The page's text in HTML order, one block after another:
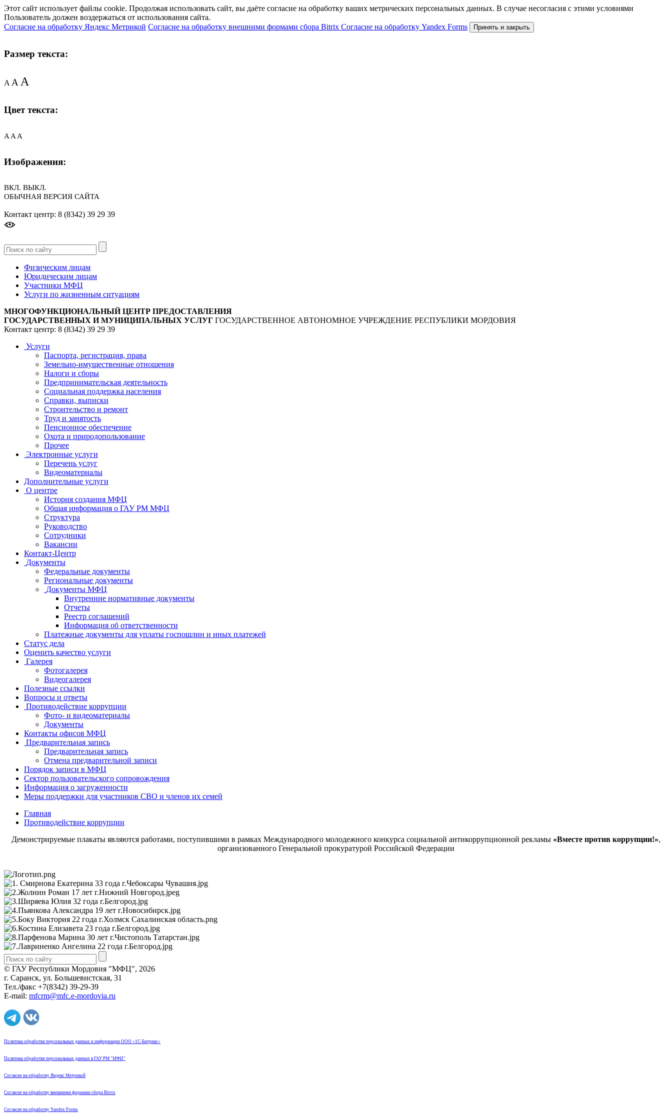
Этот сайт использует файлы cookie. Продолжая использовать сайт, вы даёте согласие на обработку ваших метрических персональных данных. В случае несогласия с этими условиями
Пользователь должен воздержаться от использования сайта.
Согласие на обработку Яндекс Метрикой Согласие на обработку внешними формами сбора Bitrix Согласие на обработку Yandex Forms Принять и закрыть
Размер текста:
AAA
Цвет текста:
A A A
Изображения:
ВКЛ. ВЫКЛ.
ОБЫЧНАЯ ВЕРСИЯ САЙТА
Контакт центр: 8 (8342) 39 29 39
Физическим лицам
Юридическим лицам
Участники МФЦ
Услуги по жизненным ситуациям
МНОГОФУНКЦИОНАЛЬНЫЙ ЦЕНТР ПРЕДОСТАВЛЕНИЯ
ГОСУДАРСТВЕННЫХ И МУНИЦИПАЛЬНЫХ УСЛУГ ГОСУДАРСТВЕННОЕ АВТОНОМНОЕ УЧРЕЖДЕНИЕ РЕСПУБЛИКИ МОРДОВИЯ
Контакт центр: 8 (8342) 39 29 39
Услуги
Паспорта, регистрация, права
Земельно-имущественные отношения
Налоги и сборы
Предпринимательская деятельность
Социальная поддержка населения
Справки, выписки
Строительство и ремонт
Труд и занятость
Пенсионное обеспечение
Охота и природопользование
Прочее
Электронные услуги
Перечень услуг
Видеоматериалы
Дополнительные услуги
О центре
История создания МФЦ
Общая информация о ГАУ РМ МФЦ
Структура
Руководство
Сотрудники
Вакансии
Контакт-Центр
Документы
Федеральные документы
Региональные документы
Документы МФЦ
Внутренние нормативные документы
Отчеты
Реестр соглашений
Информация об ответственности
Платежные документы для уплаты госпошлин и иных платежей
Статус дела
Оценить качество услуги
Галерея
Фотогалерея
Видеогалерея
Полезные ссылки
Вопросы и ответы
Противодействие коррупции
Фото- и видеоматериалы
Документы
Контакты офисов МФЦ
Предварительная запись
Предварительная запись
Отмена предварительной записи
Порядок записи в МФЦ
Сектор пользовательского сопровождения
Информация о загруженности
Меры поддержки для участников СВО и членов их семей
Главная
Противодействие коррупции
Демонстрируемые плакаты являются работами, поступившими в рамках Международного молодежного конкурса социальной антикоррупционной рекламы «Вместе против коррупции!»,
организованного Генеральной прокуратурой Российской Федерации
© ГАУ Республики Мордовия "МФЦ", 2026
г. Саранск, ул. Большевистская, 31
Тел./факс +7(8342) 39-29-39
E-mail: mfcrm@mfc.e-mordovia.ru
Политика обработки персональных данных и информации ООО «1С-Битрикс»
Политика обработки персональных данных в ГАУ РМ "МФЦ"
Согласие на обработку Яндекс Метрикой
Согласие на обработку внешними формами сбора Bitrix
Согласие на обработку Yandex Forms